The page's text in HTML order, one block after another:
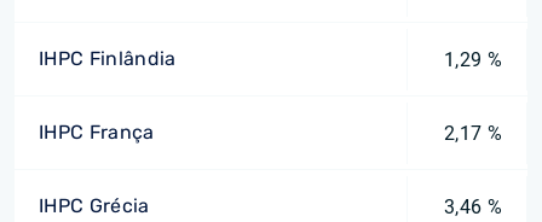
IHPC Finlândia 1,29 %
IHPC França 2,17 %
IHPC Grécia 3,46 %